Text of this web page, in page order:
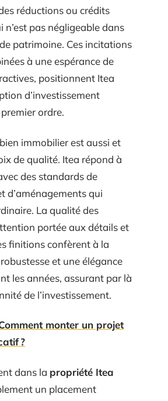
réductions ou crédits
n’est pas négligeable dans
patrimoine. Ces incitations
à une espérance de
positionnent Itea
d’investissement
ordre.
immobilier est aussi et
de qualité. Itea répond à
des standards de
d’aménagements qui
La qualité des
portée aux détails et
finitions confèrent à la
et une élégance
les années, assurant par là
de l’investissement.
monter un projet
?
dans la propriété Itea
un placement